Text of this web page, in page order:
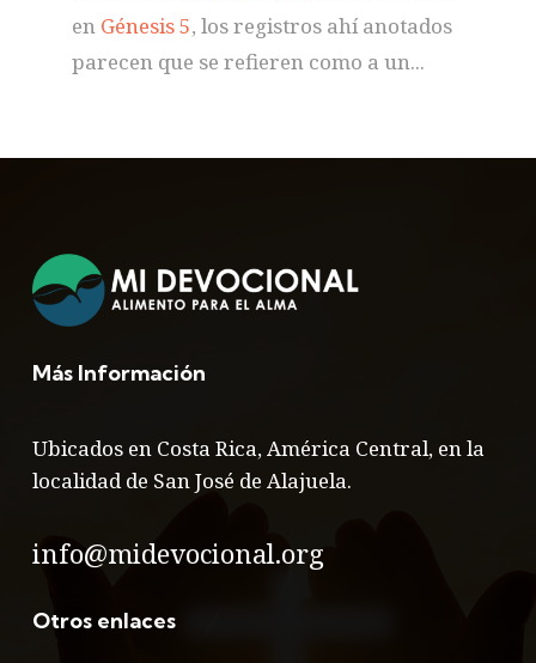
en Génesis 5, los registros ahí anotados
parecen que se refieren como a un...
Más Información
Ubicados en Costa Rica, América Central, en la
localidad de San José de Alajuela.
info@midevocional.org
Otros enlaces